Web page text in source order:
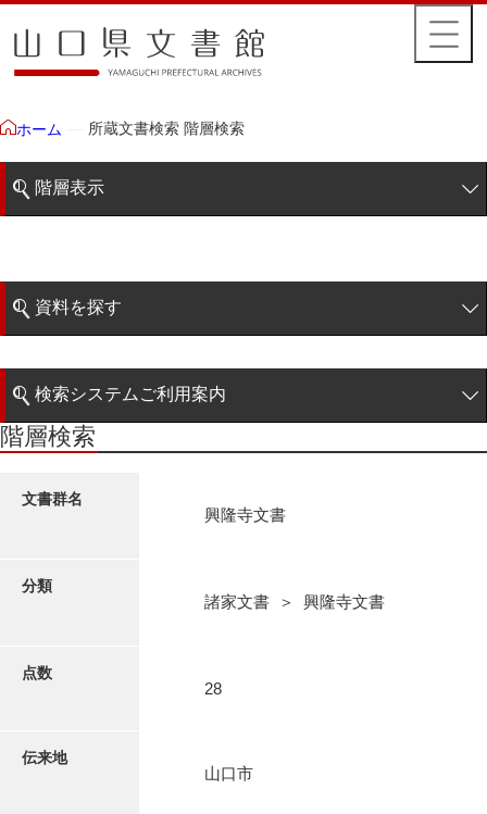
ホーム 所蔵文書検索 階層検索
階層表示
藩政文書
特定歴史公文書
諸家文書
資料を探す
階層検索
近代刊行写真帳類
検索システムご利用案内
検索システムの利用について
更新履歴
階層検索
文書群名
興隆寺文書
分類
諸家文書 ＞ 興隆寺文書
点数
28
伝来地
山口市